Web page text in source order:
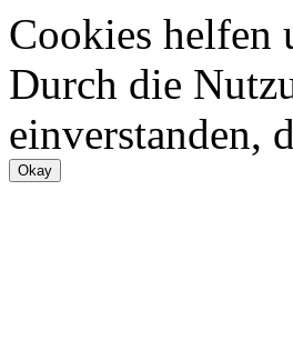
Cookies helfen
Durch die
einverstanden,